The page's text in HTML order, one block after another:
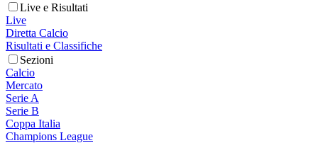
Live e Risultati
Live
Diretta Calcio
Risultati e Classifiche
Sezioni
Calcio
Mercato
Serie A
Serie B
Coppa Italia
Champions League